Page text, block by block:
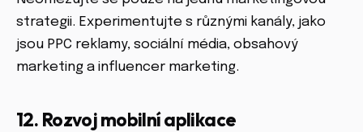
strategii. Experimentujte s různými kanály, jako
jsou PPC reklamy, sociální média, obsahový
marketing a influencer marketing.
12. Rozvoj mobilní aplikace